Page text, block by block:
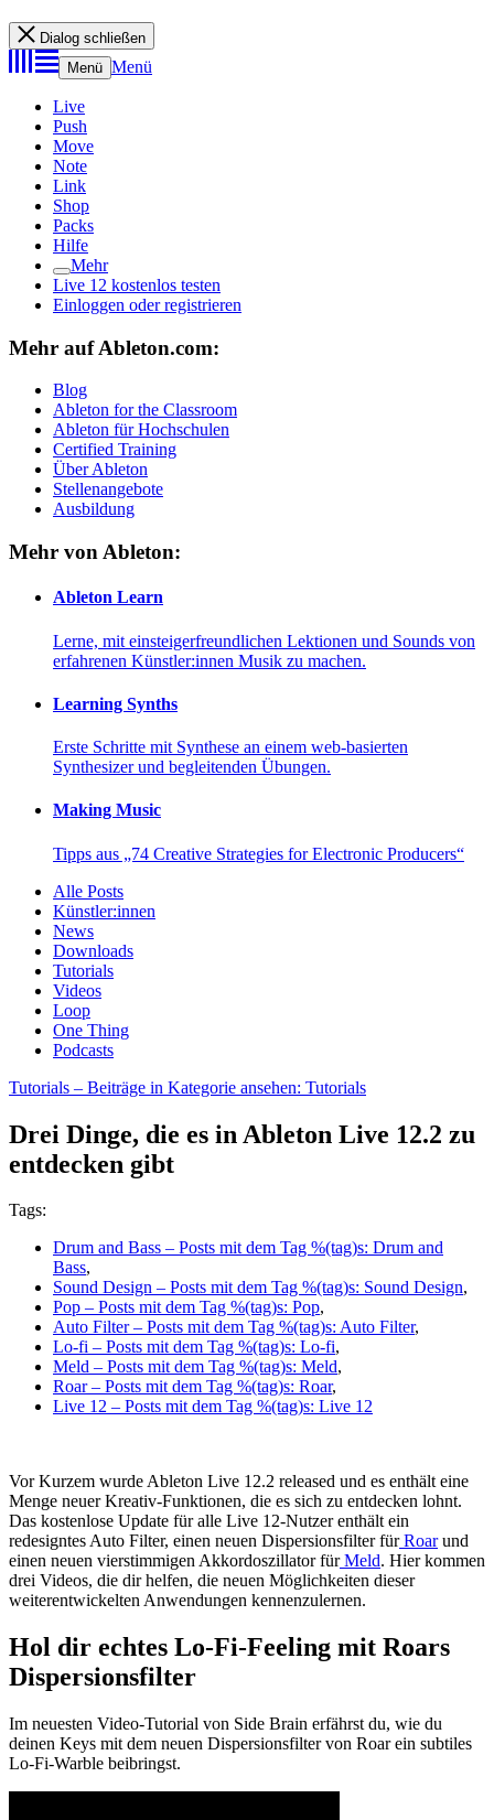
Dialog schließen
Menü Menü
Live
Push
Move
Note
Link
Shop
Packs
Hilfe
Mehr
Live 12 kostenlos testen
Einloggen oder registrieren
Mehr auf Ableton.com:
Blog
Ableton for the Classroom
Ableton für Hochschulen
Certified Training
Über Ableton
Stellenangebote
Ausbildung
Mehr von Ableton:
Ableton Learn
Lerne, mit einsteigerfreundlichen Lektionen und Sounds von
erfahrenen Künstler:innen Musik zu machen.
Learning Synths
Erste Schritte mit Synthese an einem web-basierten
Synthesizer und begleitenden Übungen.
Making Music
Tipps aus „74 Creative Strategies for Electronic Producers“
Alle Posts
Künstler:innen
News
Downloads
Tutorials
Videos
Loop
One Thing
Podcasts
Tutorials – Beiträge in Kategorie ansehen: Tutorials
Drei Dinge, die es in Ableton Live 12.2 zu
entdecken gibt
Tags:
Drum and Bass – Posts mit dem Tag %(tag)s: Drum and
Bass,
Sound Design – Posts mit dem Tag %(tag)s: Sound Design,
Pop – Posts mit dem Tag %(tag)s: Pop,
Auto Filter– Posts mit dem Tag %(tag)s: Auto Filter,
Lo-fi – Posts mit dem Tag %(tag)s: Lo-fi,
Meld – Posts mit dem Tag %(tag)s: Meld,
Roar– Posts mit dem Tag %(tag)s: Roar,
Live 12 – Posts mit dem Tag %(tag)s: Live 12
Vor Kurzem wurde Ableton Live 12.2 released und es enthält eine
Menge neuer Kreativ-Funktionen, die es sich zu entdecken lohnt.
Das kostenlose Update für alle Live 12-Nutzer enthält ein
redesigntes Auto Filter, einen neuen Dispersionsfilter fürRoarund
einen neuen vierstimmigen Akkordoszillator fürMeld. Hier kommen
drei Videos, die dir helfen, die neuen Möglichkeiten dieser
weiterentwickelten Anwendungen kennenzulernen.
Hol dir echtes Lo-Fi-Feeling mit Roars
Dispersionsfilter
Im neuesten Video-Tutorial von Side Brain erfährst du, wie du
deinen Keys mit dem neuen Dispersionsfilter von Roar ein subtiles
Lo-Fi-Warble beibringst.